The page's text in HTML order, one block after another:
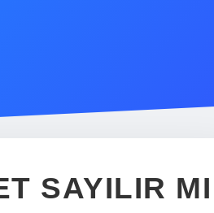
SAYILIR MI